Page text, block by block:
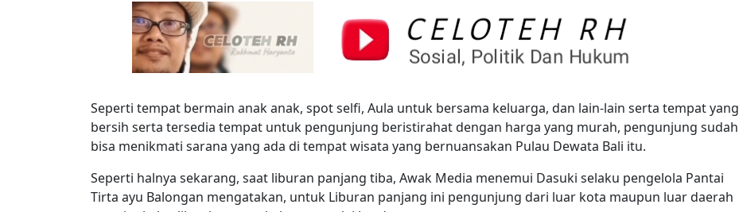
Seperti tempat bermain anak anak, spot selfi, Aula untuk bersama keluarga, dan lain-lain serta tempat yang
bersih serta tersedia tempat untuk pengunjung beristirahat dengan harga yang murah, pengunjung sudah
bisa menikmati sarana yang ada di tempat wisata yang bernuansakan Pulau Dewata Bali itu.
Seperti halnya sekarang, saat liburan panjang tiba, Awak Media menemui Dasuki selaku pengelola Pantai
Tirta ayu Balongan mengatakan, untuk Liburan panjang ini pengunjung dari luar kota maupun luar daerah